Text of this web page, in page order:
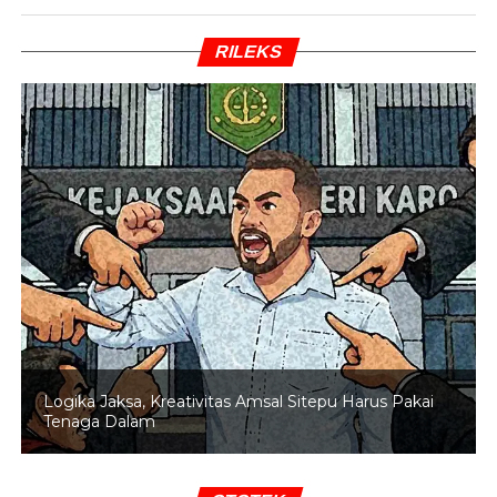
0,64 persen menjadi Rp46.900 per kg. Daging sapi
kualitas I juga sedikit menurun 0,04 persen, kini dipatok
Rp139.800 per kg. Gula pasir kualitas premium dan lokal
masing-masing turun 0,25 persen dan 0,27 persen,
menjadi Rp19.850 dan Rp18.550 per kg.
BACA JUGA Awal Pekan, Harga Cabai Rawit
Meroket 119% Tembus Rp118.000 per Kg
Pergerakan harga ini menunjukkan fluktuasi pasar yang
perlu diwaspadai masyarakat, khususnya dalam
perencanaan pengeluaran kebutuhan pokok. Pantau
terus harga-harga terbaru agar tetap mampu mengatur
belanja kebutuhan harian dengan bijak.
(Yoke
Firmansyah/Mun)
RILEKS
Logika Jaksa, Kreativitas Amsal Sitepu Harus Pakai
Tenaga Dalam